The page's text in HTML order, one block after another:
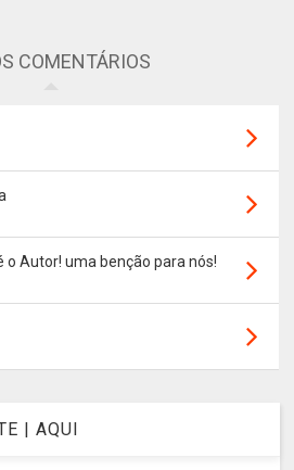
COMENTÁRIOS
o Autor! uma benção para nós!
| AQUI